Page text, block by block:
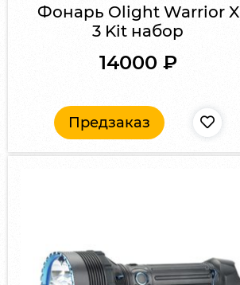
Фонарь Olight Warrior X
3 Kit набор
14000 ₽
Предзаказ